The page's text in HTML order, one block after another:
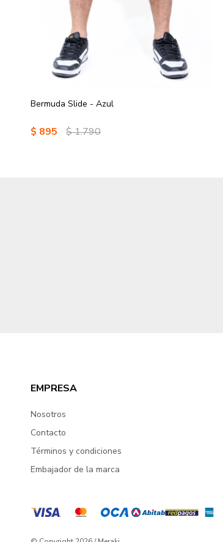
Bermuda Slide - Azul
$ 895 $1.790
EMPRESA
Nosotros
Contacto
Términos y condiciones
Embajador de la marca